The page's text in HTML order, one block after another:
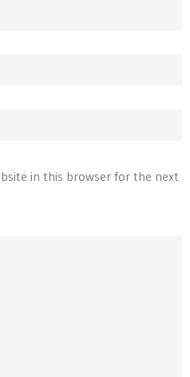
in this browser for the next